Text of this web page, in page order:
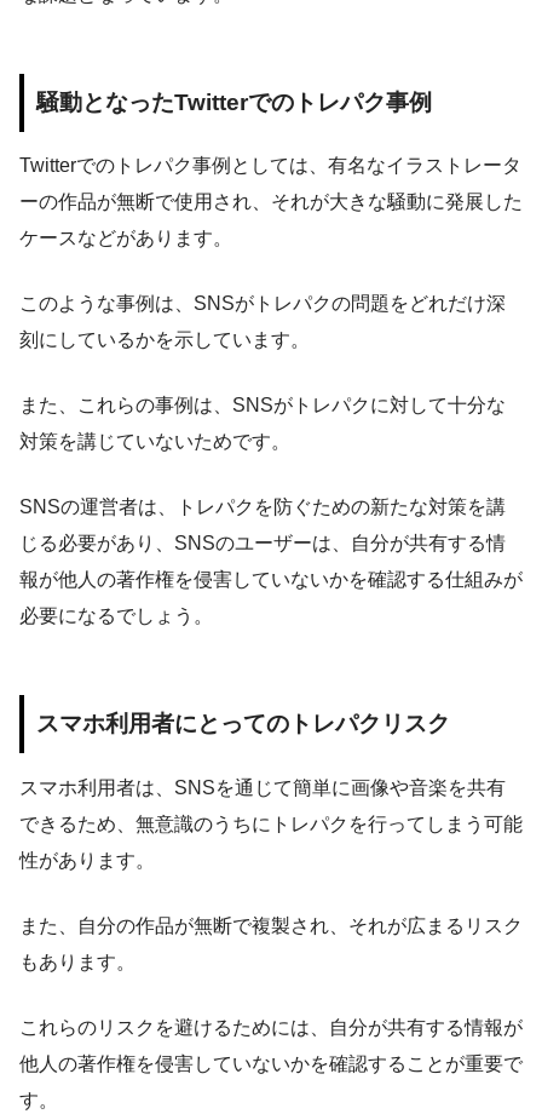
騒動となったTwitterでのトレパク事例
Twitterでのトレパク事例としては、有名なイラストレータ
ーの作品が無断で使用され、それが大きな騒動に発展した
ケースなどがあります。
このような事例は、SNSがトレパクの問題をどれだけ深
刻にしているかを示しています。
また、これらの事例は、SNSがトレパクに対して十分な
対策を講じていないためです。
SNSの運営者は、トレパクを防ぐための新たな対策を講
じる必要があり、SNSのユーザーは、自分が共有する情
報が他人の著作権を侵害していないかを確認する仕組みが
必要になるでしょう。
スマホ利用者にとってのトレパクリスク
スマホ利用者は、SNSを通じて簡単に画像や音楽を共有
できるため、無意識のうちにトレパクを行ってしまう可能
性があります。
また、自分の作品が無断で複製され、それが広まるリスク
もあります。
これらのリスクを避けるためには、自分が共有する情報が
他人の著作権を侵害していないかを確認することが重要で
す。